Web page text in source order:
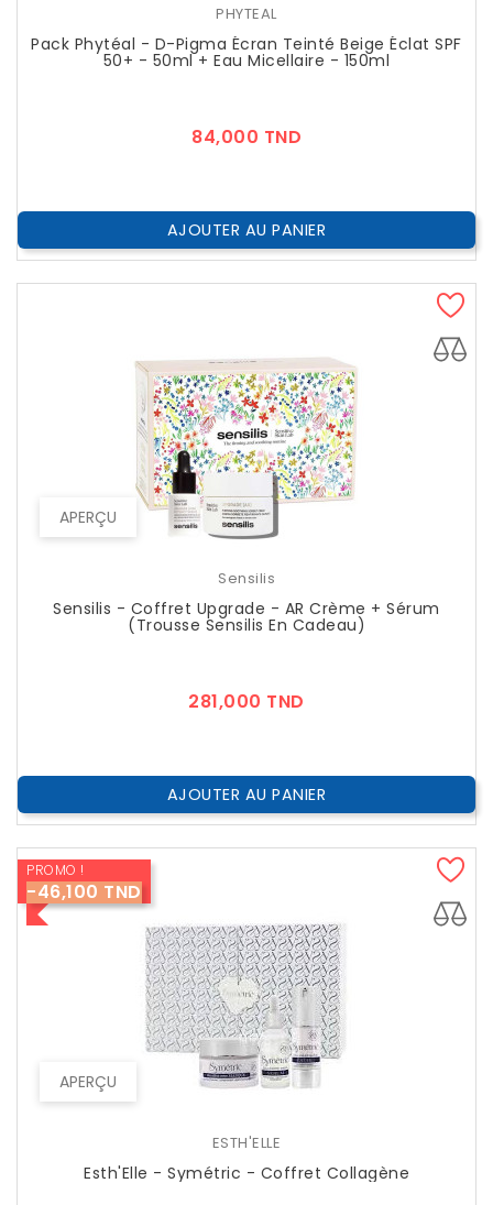
PHYTEAL
Pack Phytéal - D-Pigma Écran Teinté Beige Éclat SPF
50+ - 50ml + Eau Micellaire - 150ml
84,000 TND
AJOUTER AU PANIER
APERÇU
Sensilis
Sensilis - Coffret Upgrade - AR Crème + Sérum
(Trousse Sensilis En Cadeau)
281,000 TND
AJOUTER AU PANIER
APERÇU
PROMO !
-46,100 TND
ESTH'ELLE
Esth'Elle - Symétric - Coffret Collagène